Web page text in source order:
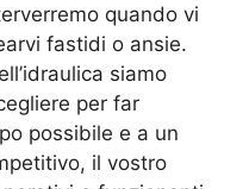
quando vi
fastidi o ansie.
siamo
per far
possibile e a un
il vostro